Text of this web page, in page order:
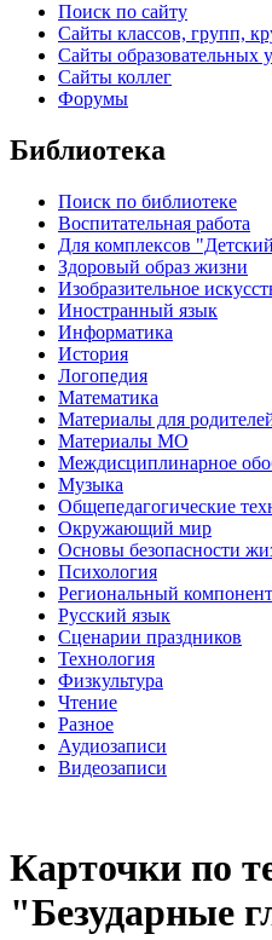
Поиск по сайту
Сайты классов, групп,
Сайты образовательных
Сайты коллег
Форумы
Библиотека
Поиск по библиотеке
Воспитательная работа
Для комплексов
Здоровый образ жизни
Изобразительное
Иностранный язык
Информатика
История
Логопедия
Математика
Материалы для
Материалы МО
Междисциплинарное
Музыка
Общепедагогические
Окружающий мир
Основы безопасности
Психология
Региональный компонент
Русский язык
Сценарии праздников
Технология
Физкультура
Чтение
Разное
Аудиозаписи
Видеозаписи
Карточки по
"Безударные